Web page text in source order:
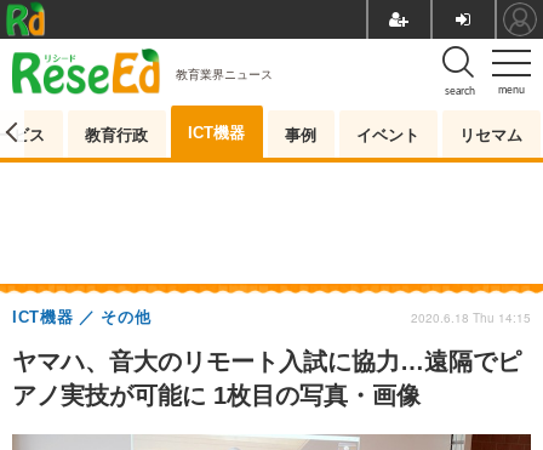
menu
search
教育業界ニュース
ビス 教育行政 ICT機器 事例 イベント リセマム
ヤマハ、音大のリモート入試に協力…遠隔でピ
アノ実技が可能に 1枚目の写真・画像
ICT機器 その他 2020.6.18 Thu 14:15